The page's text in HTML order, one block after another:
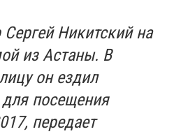
Никитский на
из Астаны. В
он ездил
посещения
передает